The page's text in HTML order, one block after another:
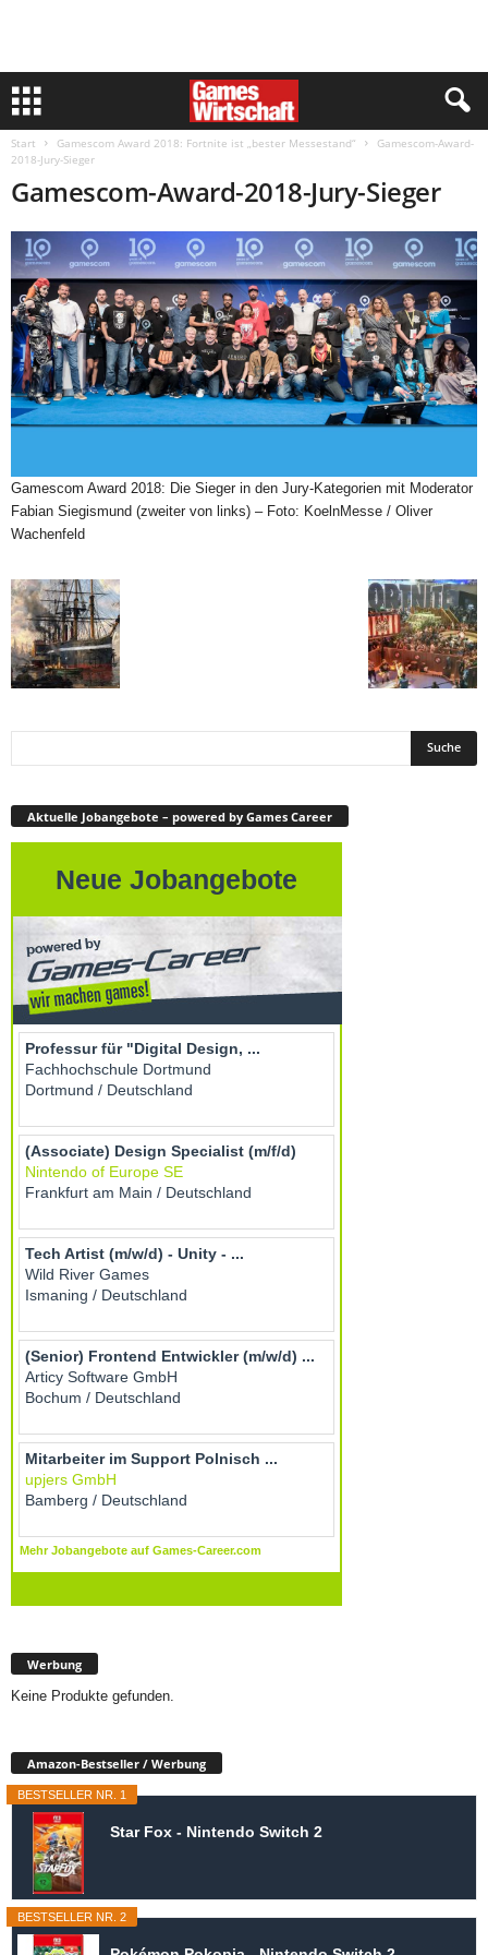
Start Gamescom Award 2018: Fortnite ist „bester Messestand“
Gamescom-Award-
2018-Jury-Sieger
Gamescom-Award-2018-Jury-Sieger
Gamescom Award 2018: Die Sieger in den Jury-Kategorien mit Moderator
Fabian Siegismund (zweiter von links) – Foto: KoelnMesse / Oliver
Wachenfeld
Aktuelle Jobangebote – powered by Games Career
Werbung
Keine Produkte gefunden.
Amazon-Bestseller / Werbung
BESTSELLER NR. 1
Star Fox - Nintendo Switch 2
BESTSELLER NR. 2